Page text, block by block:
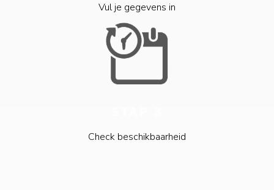
Vul je gegevens in
Check beschikbaarheid